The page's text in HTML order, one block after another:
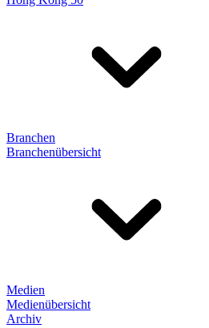
Branchen
Branchenübersicht
Medien
Medienübersicht
Archiv